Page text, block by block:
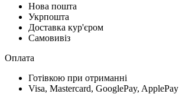
Нова пошта
Укрпошта
Доставка кур'єром
Самовивіз
Оплата
Готівкою при отриманні
Visa, Mastercard, GooglePay, ApplePay